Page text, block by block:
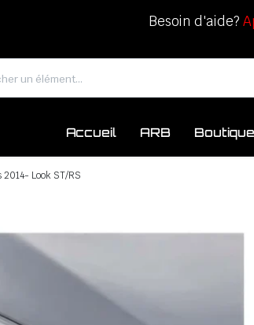
Besoin d'aide?
Accueil ARB Boutique
2014- Look ST/RS